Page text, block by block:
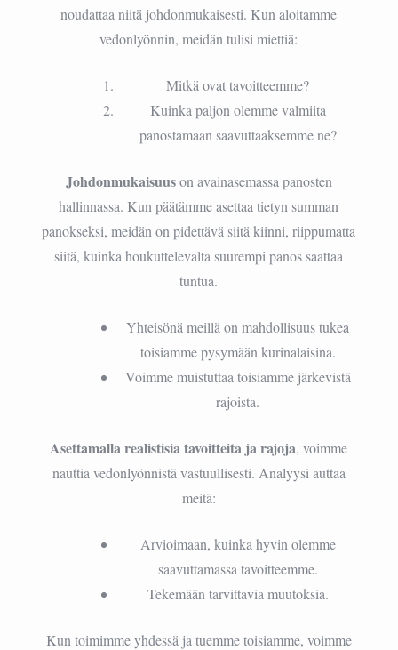
noudattaa niitä johdonmukaisesti. Kun aloitamme
vedonlyönnin, meidän tulisi miettiä:
Mitkä ovat tavoitteemme?
Kuinka paljon olemme valmiita
panostamaan saavuttaaksemme ne?
Johdonmukaisuuson avainasemassa panosten
hallinnassa. Kun päätämme asettaa tietyn summan
panokseksi, meidän on pidettävä siitä kiinni, riippumatta
siitä, kuinka houkuttelevalta suurempi panos saattaa
tuntua.
Yhteisönä meillä on mahdollisuus tukea
toisiamme pysymään kurinalaisina.
Voimme muistuttaa toisiamme järkevistä
rajoista.
Asettamalla realistisia tavoitteita ja rajoja, voimme
nauttia vedonlyönnistä vastuullisesti. Analyysi auttaa
meitä:
Arvioimaan, kuinka hyvin olemme
saavuttamassa tavoitteemme.
Tekemään tarvittavia muutoksia.
Kun toimimme yhdessä ja tuemme toisiamme, voimme